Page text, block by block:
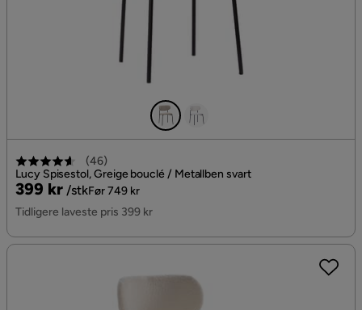
(46)
Lucy Spisestol, Greige bouclé / Metallben svart
Pris
399 kr /stk
Original
Pris
Før 749 kr
Tidligere laveste pris 399 kr